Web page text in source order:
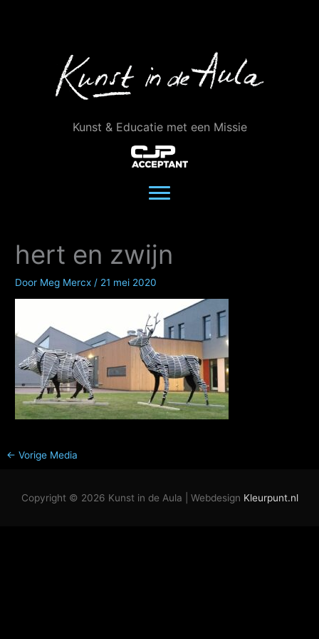
Kunst & Educatie met een Missie
hert en zwijn
Door Meg Mercx / 21 mei 2020
← Vorige Media
Copyright © 2026 Kunst in de Aula | Webdesign Kleurpunt.nl